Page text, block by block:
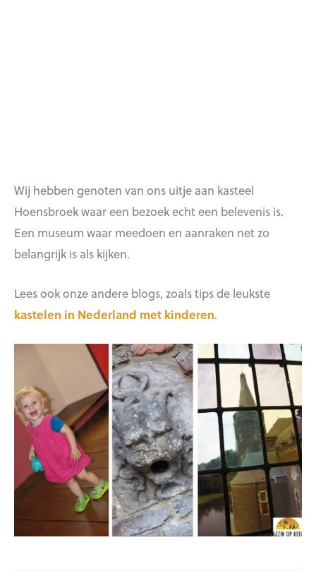
Wij hebben genoten van ons uitje aan kasteel
Hoensbroek waar een bezoek echt een belevenis is.
Een museum waar meedoen en aanraken net zo
belangrijk is als kijken.
Lees ook onze andere blogs, zoals tips de leukste
kastelen in Nederland met kinderen.